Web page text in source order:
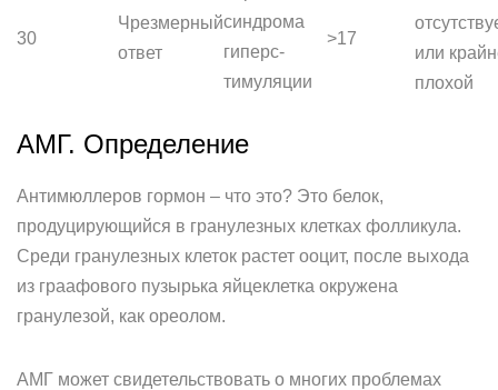
30
Чрезмерный
ответ
синдрома
гиперс-
тимуляции
>17
или
плохой
АМГ. Определение
Антимюллеров гормон – что это? Это белок,
продуцирующийся в гранулезных клетках фолликула.
Среди гранулезных клеток растет ооцит, после выхода
из граафового пузырька яйцеклетка окружена
гранулезой, как ореолом.
АМГ может свидетельствовать о многих проблемах